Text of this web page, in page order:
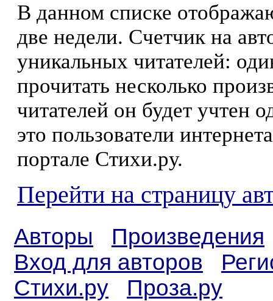
В данном списке
две недели. Счетчик на
уникальных читателей:
прочитать несколько
читателей он будет учтен
это пользователи
портале Стихи.ру.
Перейти на страницу
Авторы
Произведения
Вход для авторов
Стихи.ру
Проза.ру